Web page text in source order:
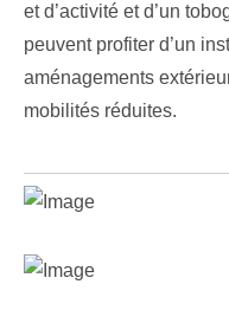
et d’activité et d’un
peuvent profiter d’un
aménagements
mobilités réduites.